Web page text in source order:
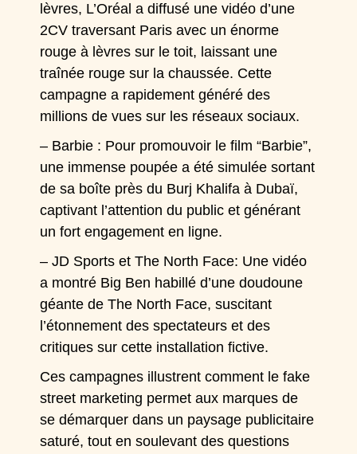
lèvres, L’Oréal a diffusé une vidéo d’une
2CV traversant Paris avec un énorme
rouge à lèvres sur le toit, laissant une
traînée rouge sur la chaussée. Cette
campagne a rapidement généré des
millions de vues sur les réseaux sociaux.
– Barbie : Pour promouvoir le film “Barbie”,
une immense poupée a été simulée sortant
de sa boîte près du Burj Khalifa à Dubaï,
captivant l’attention du public et générant
un fort engagement en ligne.
–JD Sports et The North Face: Une vidéo
a montré Big Ben habillé d’une doudoune
géante de The North Face, suscitant
l’étonnement des spectateurs et des
critiques sur cette installation fictive.
Ces campagnes illustrent comment le fake
street marketing permet aux marques de
se démarquer dans un paysage publicitaire
saturé, tout en soulevant des questions